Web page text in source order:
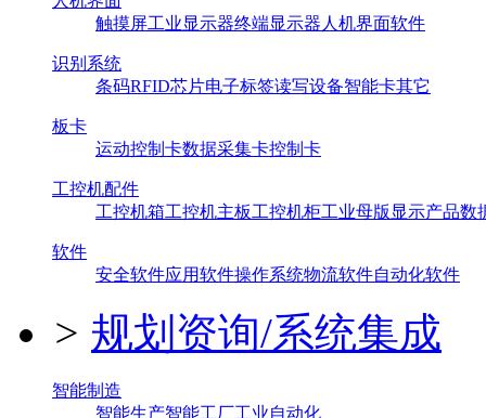
触摸屏工业显示器终端显示器 人机界面软件
识别系统
条码RFID芯片电子标签读写设备智能卡其它
板卡
运动控制卡数据采集卡控制卡
工控机配件
工控机箱工控机主板工控机柜工业母版 显示产品数
软件
安全软件应用软件操作系统物流软件自动化软件
> 规划资询/系统集成
智能制造
智能生产智能工厂工业自动化